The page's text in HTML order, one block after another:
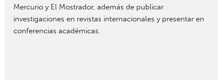
Mercurio y El Mostrador, además de publicar
investigaciones en revistas internacionales y presentar en
conferencias académicas.